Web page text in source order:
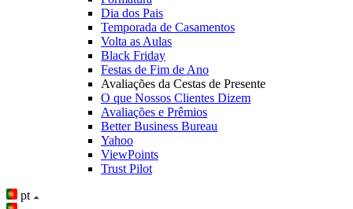
Dia dos Pais
Temporada de Casamentos
Volta as Aulas
Black Friday
Festas de Fim de Ano
Avaliações da Cestas de Presente
O que Nossos Clientes Dizem
Avaliações e Prêmios
Better Business Bureau
Yahoo
ViewPoints
Trust Pilot
pt